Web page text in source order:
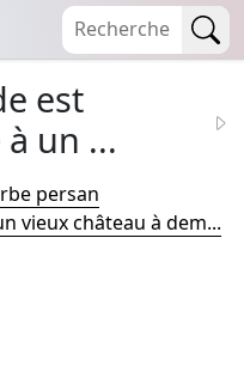
est
un ...
persan
vieux château à dem...